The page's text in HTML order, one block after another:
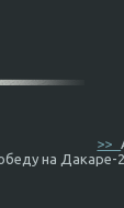
>>
на Дакаре-